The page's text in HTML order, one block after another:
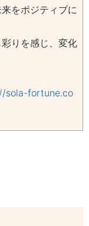
をポジティブに
りを感じ、変化
sola-fortune.co